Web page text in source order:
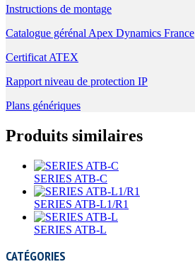
Instructions de montage
Catalogue gérénal Apex Dynamics France
Certificat ATEX
Rapport niveau de protection IP
Plans génériques
Produits similaires
SERIES ATB-C
SERIES ATB-L1/R1
SERIES ATB-L
CATÉGORIES